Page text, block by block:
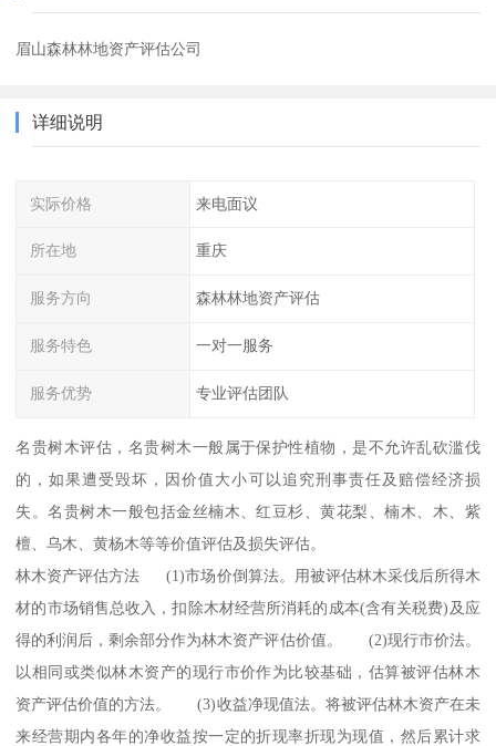
眉山森林林地资产评估公司
详细说明
实际价格 来电面议
所在地 重庆
服务方向 森林林地资产评估
服务特色 一对一服务
服务优势 专业评估团队
名贵树木评估，名贵树木一般属于保护性植物，是不允许乱砍滥伐
的，如果遭受毁坏，因价值大小可以追究刑事责任及赔偿经济损
失。名贵树木一般包括金丝楠木、红豆杉、黄花梨、楠木、木、紫
檀、乌木、黄杨木等等价值评估及损失评估。
林木资产评估方法 (1)市场价倒算法。用被评估林木采伐后所得木
材的市场销售总收入，扣除木材经营所消耗的成本(含有关税费)及应
得的利润后，剩余部分作为林木资产评估价值。 (2)现行市价法。
以相同或类似林木资产的现行市价作为比较基础，估算被评估林木
资产评估价值的方法。 (3)收益净现值法。将被评估林木资产在未
来经营期内各年的净收益按一定的折现率折现为现值，然后累计求